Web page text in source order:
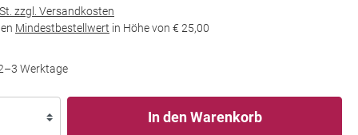
zzgl. Versandkosten
Mindestbestellwert in Höhe von € 25,00
Werktage
In den Warenkorb